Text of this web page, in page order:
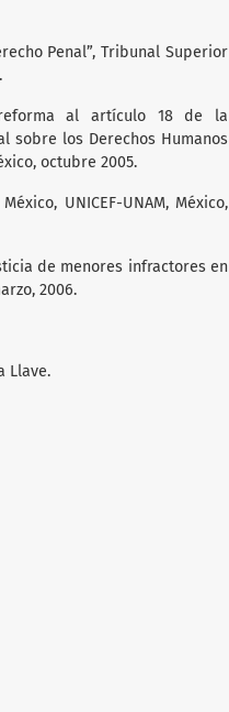
Penal”, Tribunal Superior
reforma al artículo 18 de la
sobre los Derechos Humanos
octubre 2005.
UNICEF-UNAM, México,
de menores infractores en
2006.
Llave.